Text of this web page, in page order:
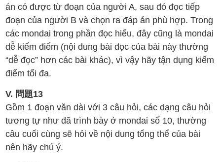
án có được từ đoạn của người A, sau đó đọc tiếp
đoạn của người B và chọn ra đáp án phù hợp. Trong
các mondai trong phần đọc hiểu, đây cũng là mondai
dễ kiếm điểm (nội dung bài đọc của bài này thường
“dễ đọc” hơn các bài khác), vì vậy hãy tận dụng kiếm
điểm tối đa.
V. 問題13
Gồm 1 đoạn văn dài với 3 câu hỏi, các dạng câu hỏi
tương tự như đã trình bày ở mondai số 10, thường
câu cuối cùng sẽ hỏi về nội dung tổng thể của bài
nên hãy chú ý.